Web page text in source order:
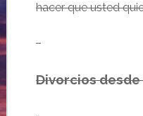
hacer que usted
…
Divorcios desde